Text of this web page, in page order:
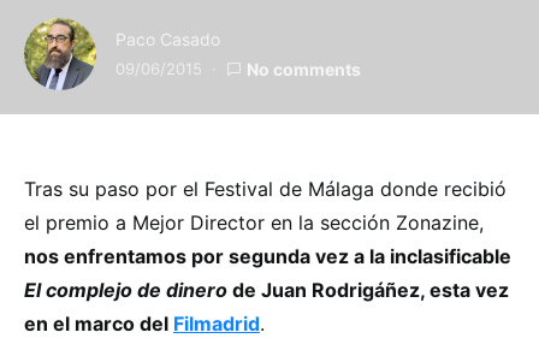
Paco Casado
09/06/2015 No comments
Tras su paso por el Festival de Málaga donde recibió
el premio a Mejor Director en la sección Zonazine,
nos enfrentamos por segunda vez a la inclasificable
El complejo de dinero de Juan Rodrigáñez, esta vez
en el marco del Filmadrid.